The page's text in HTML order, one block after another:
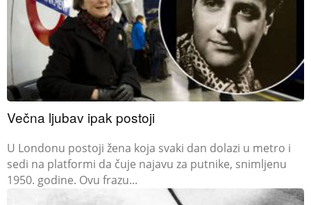
Večna ljubav ipak postoji
U Londonu postoji žena koja svaki dan dolazi u metro i
sedi na platformi da čuje najavu za putnike, snimljenu
1950. godine. Ovu frazu...